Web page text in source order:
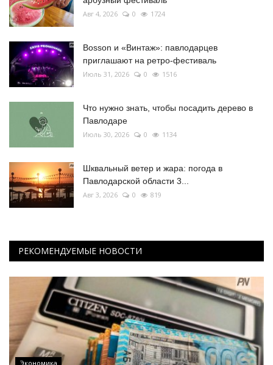
Авг 4, 2026 0 1724
Bosson и «Винтаж»: павлодарцев
приглашают на ретро-фестиваль
Июль 31, 2026 0 1516
Что нужно знать, чтобы посадить дерево в
Павлодаре
Июль 30, 2026 0 1134
Шквальный ветер и жара: погода в
Павлодарской области 3...
Авг 3, 2026 0 819
РЕКОМЕНДУЕМЫЕ НОВОСТИ
Экономика